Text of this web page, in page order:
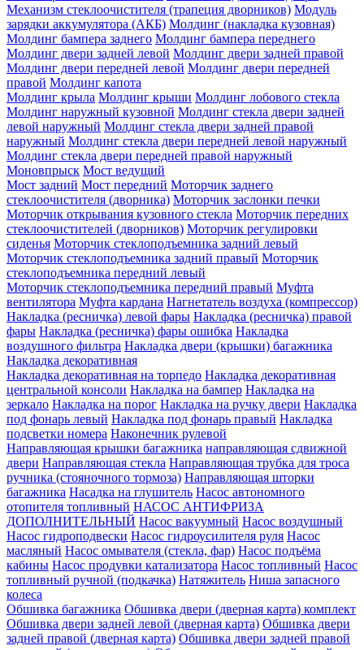
Механизм стеклоочистителя (трапеция дворников) Модуль
зарядки аккумулятора (АКБ) Молдинг (накладка кузовная)
Молдинг бампера заднего Молдинг бампера переднего
Молдинг двери задней левой Молдинг двери задней правой
Молдинг двери передней левой Молдинг двери передней
правой Молдинг капота
Молдинг крыла Молдинг крыши Молдинг лобового стекла
Молдинг наружный кузовной Молдинг стекла двери задней
левой наружный Молдинг стекла двери задней правой
наружный Молдинг стекла двери передней левой наружный
Молдинг стекла двери передней правой наружный
Моновпрыск Мост ведущий
Мост задний Мост передний Моторчик заднего
стеклоочистителя (дворника) Моторчик заслонки печки
Моторчик открывания кузовного стекла Моторчик передних
стеклоочистителей (дворников) Моторчик регулировки
сиденья Моторчик стеклоподъемника задний левый
Моторчик стеклоподъемника задний правый Моторчик
стеклоподъемника передний левый
Моторчик стеклоподъемника передний правый Муфта
вентилятора Муфта кардана Нагнетатель воздуха (компрессор)
Накладка (ресничка) левой фары Накладка (ресничка) правой
фары Накладка (ресничка) фары ошибка Накладка
воздушного фильтра Накладка двери (крышки) багажника
Накладка декоративная
Накладка декоративная на торпедо Накладка декоративная
центральной консоли Накладка на бампер Накладка на
зеркало Накладка на порог Накладка на ручку двери Накладка
под фонарь левый Накладка под фонарь правый Накладка
подсветки номера Наконечник рулевой
Направляющая крышки багажника направляющая сдвижной
двери Направляющая стекла Направляющая трубка для троса
ручника (стояночного тормоза) Направляющая шторки
багажника Насадка на глушитель Насос автономного
отопителя топливный НАСОС АНТИФРИЗА
ДОПОЛНИТЕЛЬНЫЙ Насос вакуумный Насос воздушный
Насос гидроподвески Насос гидроусилителя руля Насос
масляный Насос омывателя (стекла, фар) Насос подъёма
кабины Насос продувки катализатора Насос топливный Насос
топливный ручной (подкачка) Натяжитель Ниша запасного
колеса
Обшивка багажника Обшивка двери (дверная карта) комплект
Обшивка двери задней левой (дверная карта) Обшивка двери
задней правой (дверная карта) Обшивка двери задней правой